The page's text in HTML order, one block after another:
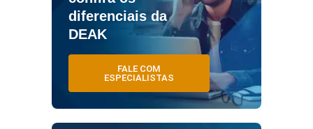
diferenciais da
DEAK
FALE COM
ESPECIALISTAS